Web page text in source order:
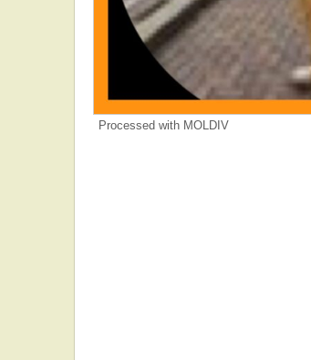
Processed with MOLDIV